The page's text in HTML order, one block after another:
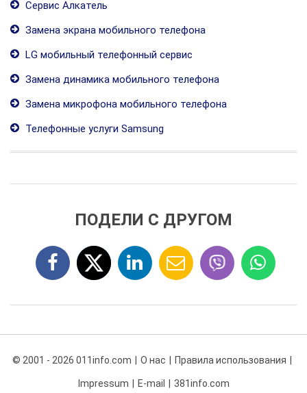
Сервис Алкатель
Замена экрана мобильного телефона
LG мобильный телефонный сервис
Замена динамика мобильного телефона
Замена микрофона мобильного телефона
Телефонные услуги Samsung
ПОДЕЛИ С ДРУГОМ
© 2001 - 2026 011info.com О нас Правила использования
Impressum E-mail 381info.com